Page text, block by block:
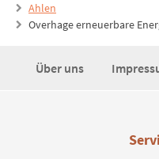
Ahlen
Overhage erneuerbare
Über uns